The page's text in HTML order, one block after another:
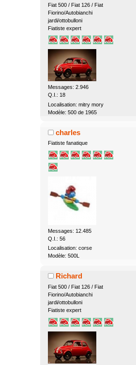
Fiat 500 / Fiat 126 / Fiat
Fiorino/Autobianchi
jardi/ottobulloni
Fiatiste expert
Messages: 2.946
Q.I.: 18
Localisation: mitry mory
Modèle: 500 de 1965
charles
Fiatiste fanatique
Messages: 12.485
Q.I.: 56
Localisation: corse
Modèle: 500L
Richard
Fiat 500 / Fiat 126 / Fiat
Fiorino/Autobianchi
jardi/ottobulloni
Fiatiste expert